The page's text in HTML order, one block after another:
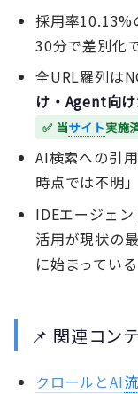
採用率10.13%
30分で差別化
全URL羅列は
け・Agent向
✅ 当サイト実施
AI検索への引
時点では不明」
IDEエージェ
活用が現状の
に始まっている
📌 関連コン
クロールとAI